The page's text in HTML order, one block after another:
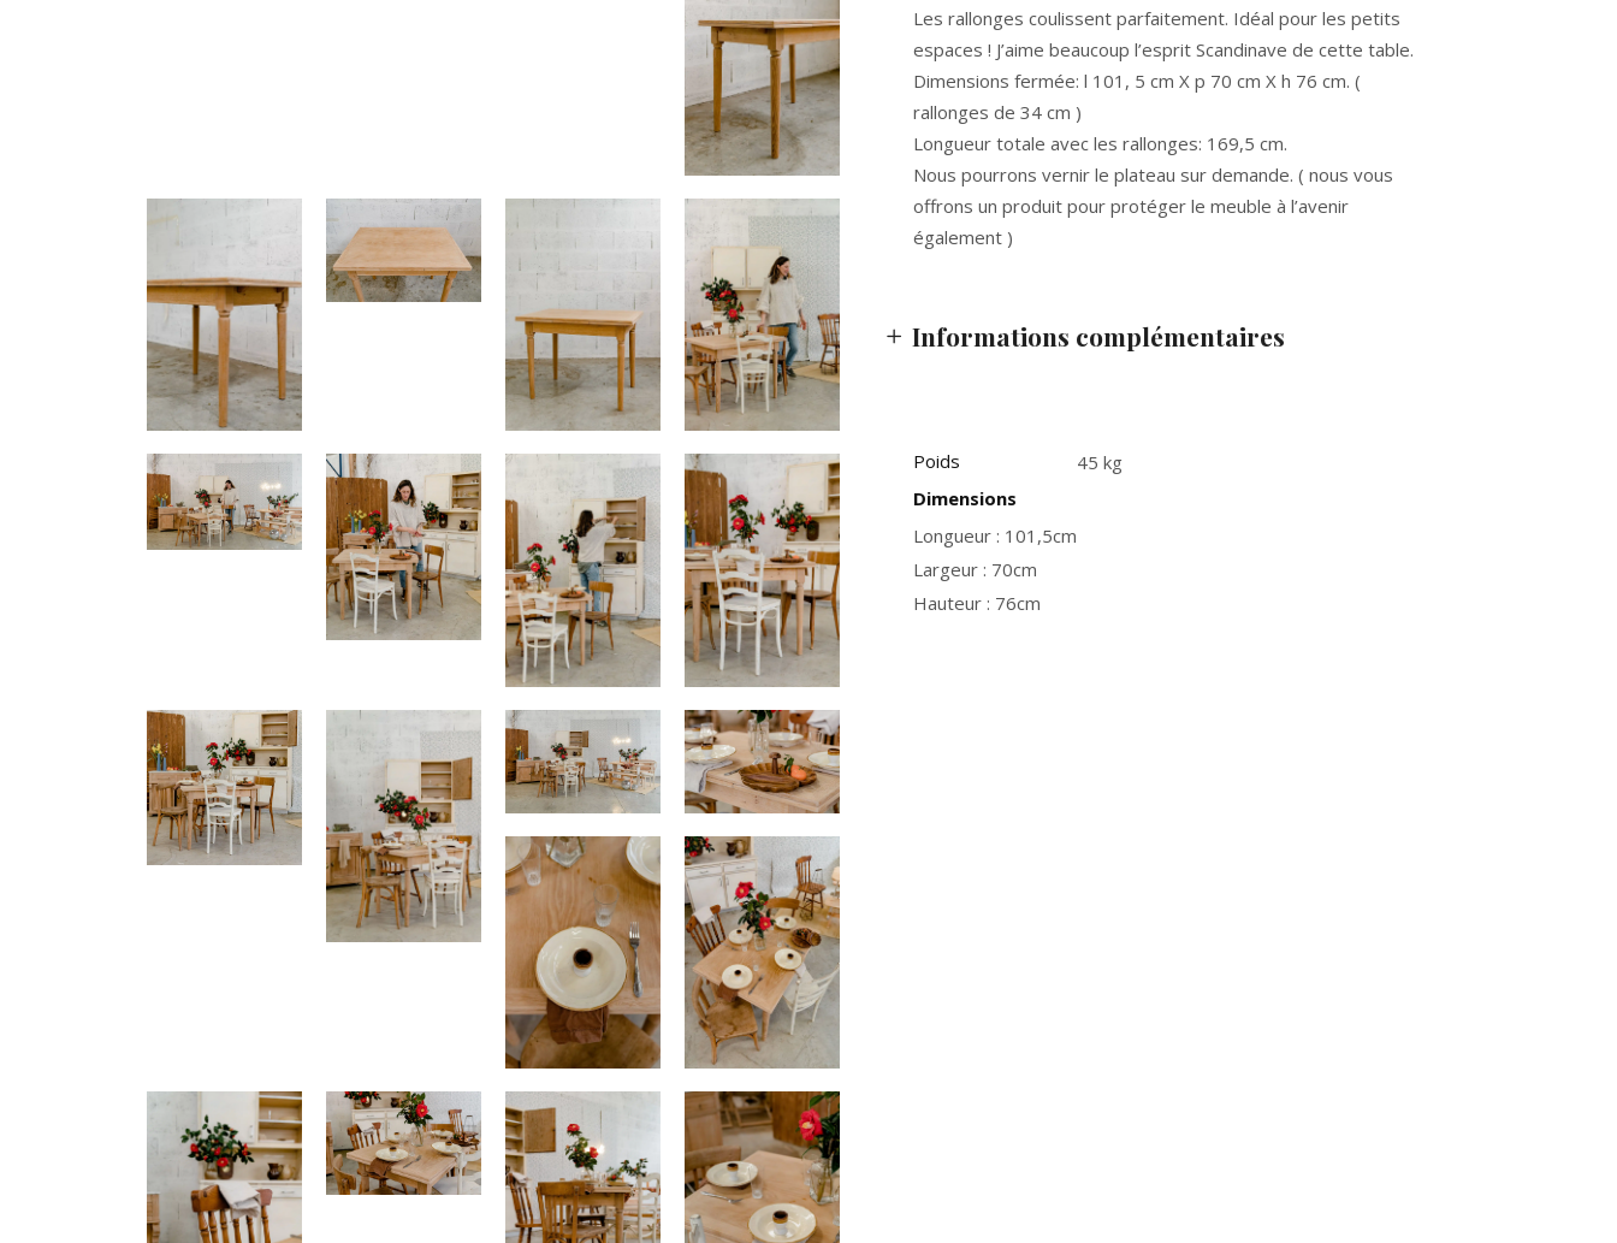
Les rallonges coulissent parfaitement. Idéal pour les petits
espaces ! J’aime beaucoup l’esprit Scandinave de cette table.
Dimensions fermée: l 101, 5 cm X p 70 cm X h 76 cm. (
rallonges de 34 cm )
Longueur totale avec les rallonges: 169,5 cm.
Nous pourrons vernir le plateau sur demande. ( nous vous
offrons un produit pour protéger le meuble à l’avenir
également )
Informations complémentaires
Poids
45 kg
Dimensions
Longueur : 101,5cm
Largeur : 70cm
Hauteur : 76cm